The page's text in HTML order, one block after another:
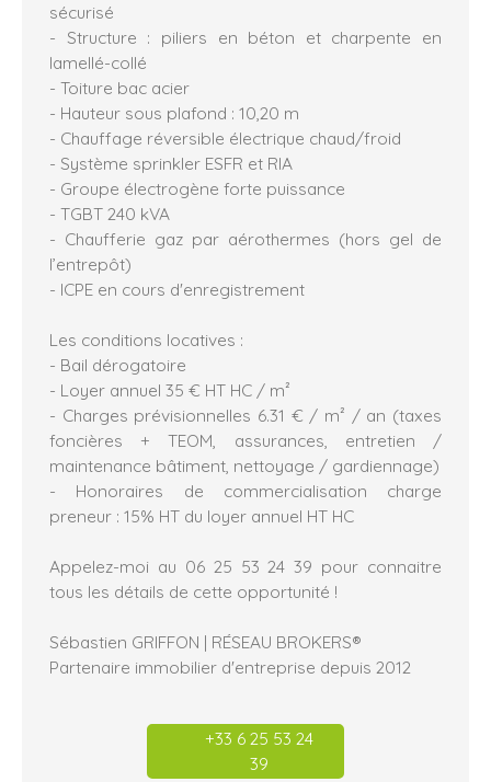
sécurisé
- Structure : piliers en béton et charpente en
lamellé-collé
- Toiture bac acier
- Hauteur sous plafond : 10,20 m
- Chauffage réversible électrique chaud/froid
- Système sprinkler ESFR et RIA
- Groupe électrogène forte puissance
- TGBT 240 kVA
- Chaufferie gaz par aérothermes (hors gel de
l’entrepôt)
- ICPE en cours d'enregistrement
Les conditions locatives :
- Bail dérogatoire
- Loyer annuel 35 € HT HC / m²
- Charges prévisionnelles 6.31 € / m² / an (taxes
foncières + TEOM, assurances, entretien /
maintenance bâtiment, nettoyage / gardiennage)
- Honoraires de commercialisation charge
preneur : 15% HT du loyer annuel HT HC
Appelez-moi au 06 25 53 24 39 pour connaitre
tous les détails de cette opportunité !
Sébastien GRIFFON | RÉSEAU BROKERS®
Partenaire immobilier d'entreprise depuis 2012
+33 6 25 53 24
39